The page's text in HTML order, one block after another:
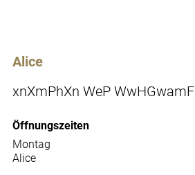
Alice
xnXmPhXn WeP WwHGwamF
Öffnungszeiten
Montag
Alice